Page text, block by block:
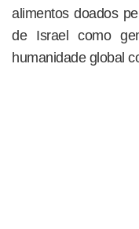
alimentos doados
de Israel como
humanidade global